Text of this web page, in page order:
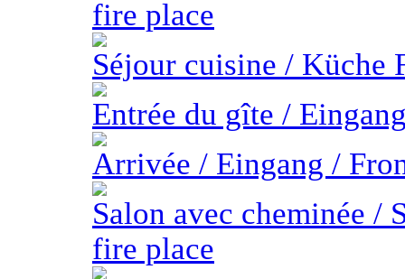
fire place
Séjour cuisine / Küche
Entrée du gîte /
Arrivée / Eingang /
Salon avec cheminée
fire place